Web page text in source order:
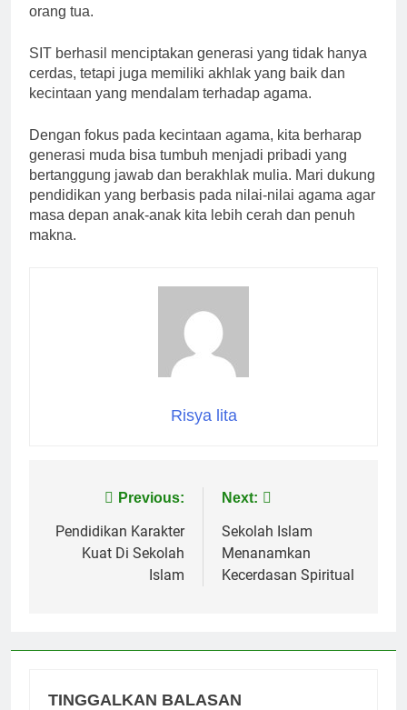
orang tua.
SIT berhasil menciptakan generasi yang tidak hanya
cerdas, tetapi juga memiliki akhlak yang baik dan
kecintaan yang mendalam terhadap agama.
Dengan fokus pada kecintaan agama, kita berharap
generasi muda bisa tumbuh menjadi pribadi yang
bertanggung jawab dan berakhlak mulia. Mari dukung
pendidikan yang berbasis pada nilai-nilai agama agar
masa depan anak-anak kita lebih cerah dan penuh
makna.
Risya lita
Navigasi
pos
Previous:
Pendidikan Karakter
Kuat Di Sekolah
Islam
Next:
Sekolah Islam
Menanamkan
Kecerdasan Spiritual
TINGGALKAN BALASAN